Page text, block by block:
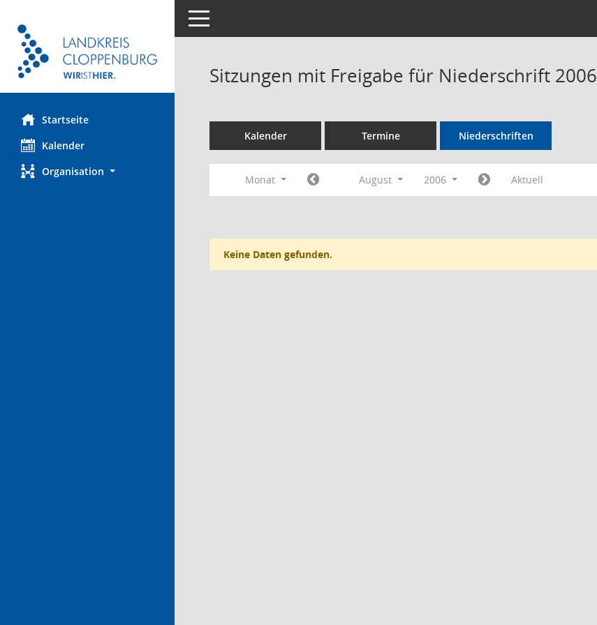
Startseite
Kalender
Organisation
Toggle navigation
Sitzungen mit Freigabe für Niederschrift 2006
Kalender Termine Niederschriften
Monat August 2006 Aktuell
Keine Daten gefunden.